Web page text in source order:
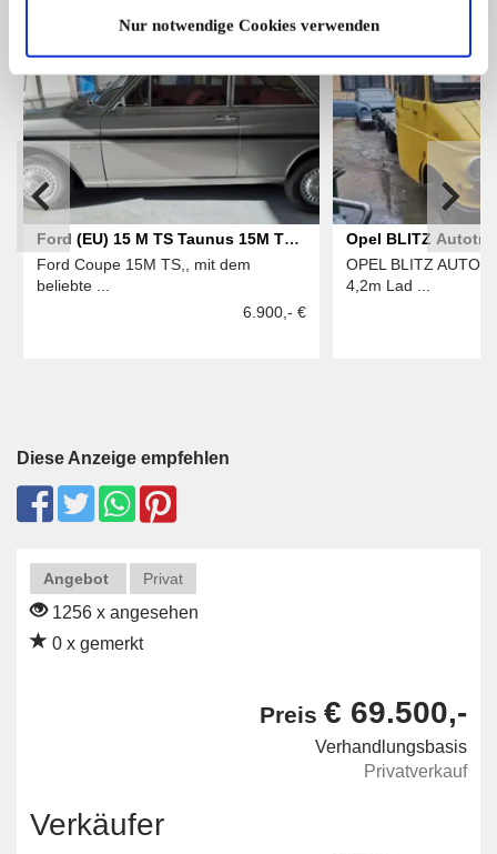
Nur notwendige Cookies verwenden
10
Ford (EU) 15 M TS Taunus 15M TS
1,7L Coupe wie RS TÜV 6/27
Ford Coupe 15M TS,, mit dem
beliebte ...
6.900,- €
Opel BLITZ
OPEL BLITZ
4,2m Lad ...
Diese Anzeige empfehlen
Angebot Privat
1256 x angesehen
0 x gemerkt
Preis € 69.500,-
Verhandlungsbasis
Privatverkauf
Verkäufer